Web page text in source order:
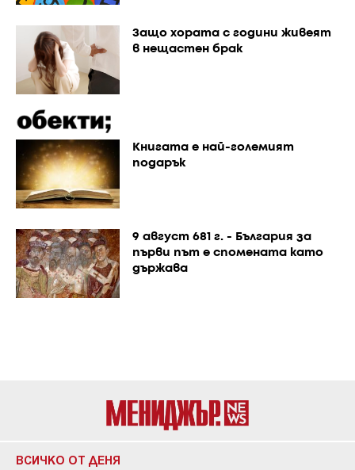
Защо хората с години живеят
в нещастен брак
Книгата е най-големият
подарък
9 август 681 г. - България за
първи път е спомената като
държава
ВСИЧКО ОТ ДЕНЯ